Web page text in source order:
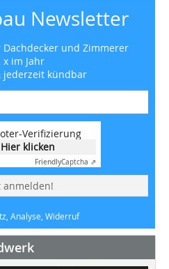
Newsletter
und Zimmerer
x im Jahr
jederzeit kündbar
Verifizierung
Hier klicken
FriendlyCaptcha ⇗
anmelden!
Analyse, Widerruf